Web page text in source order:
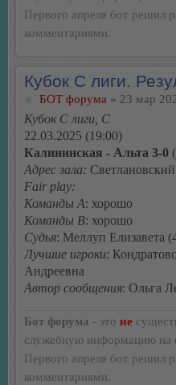
Первого апреля бот решил
комментариями.
Кубок С лиги.
БОТ форума » 23 мар
Кубок С лиги, C
22.03.2025 (19:00)
Калининская - Альта 3-0
Адрес зала:
Fair play:
Команды А: хорошо
Команды В: хорошо
Судья: Меллуп Елизавета
Лучшие игроки:
Андреевна
Автор сообщения: Ольга
Бот форума - это не
служебную информацию на
Первого апреля бот решил
комментариями.